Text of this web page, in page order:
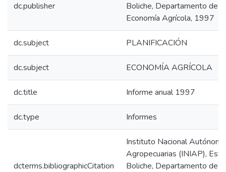
dc.publisher
Boliche, Departamento de
Economía Agrícola, 1997
dc.subject PLANIFICACIÓN
dc.subject ECONOMÍA AGRÍCOLA
dc.title Informe anual 1997
dc.type Informes
dcterms.bibliographicCitation
Instituto Nacional
Agropecuarias (INIAP),
Boliche, Departamento de